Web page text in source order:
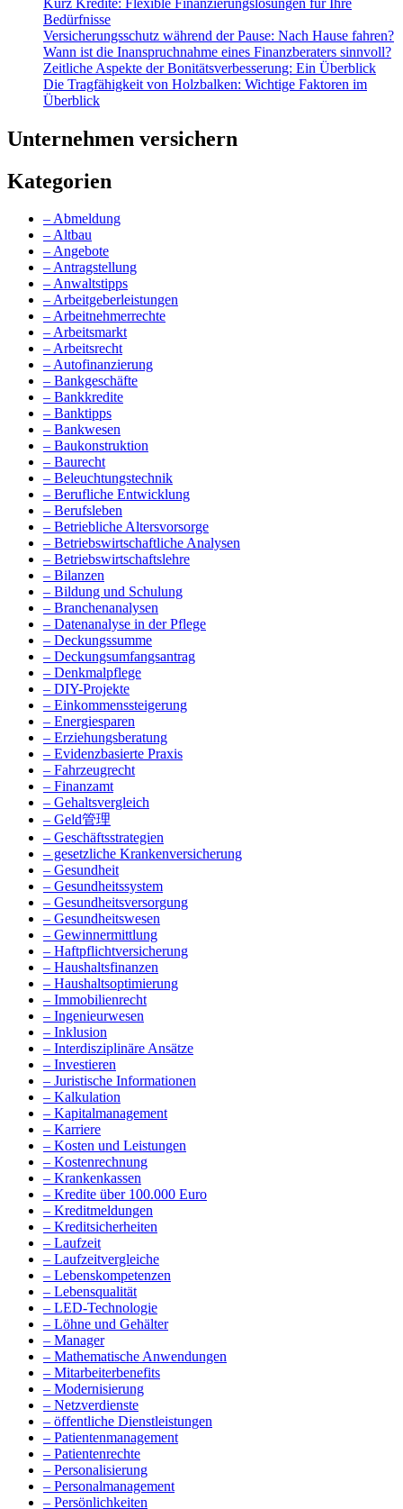
Bedürfnisse
Versicherungsschutz während der Pause: Nach Hause fahren?
Wann ist die Inanspruchnahme eines Finanzberaters sinnvoll?
Zeitliche Aspekte der Bonitätsverbesserung: Ein Überblick
Die Tragfähigkeit von Holzbalken: Wichtige Faktoren im
Überblick
Unternehmen versichern
Kategorien
– Abmeldung
– Altbau
– Angebote
– Antragstellung
– Anwaltstipps
– Arbeitgeberleistungen
– Arbeitnehmerrechte
– Arbeitsmarkt
– Arbeitsrecht
– Autofinanzierung
– Bankgeschäfte
– Bankkredite
– Banktipps
– Bankwesen
– Baukonstruktion
– Baurecht
– Beleuchtungstechnik
– Berufliche Entwicklung
– Berufsleben
– Betriebliche Altersvorsorge
– Betriebswirtschaftliche Analysen
– Betriebswirtschaftslehre
– Bilanzen
– Bildung und Schulung
– Branchenanalysen
– Datenanalyse in der Pflege
– Deckungssumme
– Deckungsumfangsantrag
– Denkmalpflege
– DIY-Projekte
– Einkommenssteigerung
– Energiesparen
– Erziehungsberatung
– Evidenzbasierte Praxis
– Fahrzeugrecht
– Finanzamt
– Gehaltsvergleich
– Geld管理
– Geschäftsstrategien
– gesetzliche Krankenversicherung
– Gesundheit
– Gesundheitssystem
– Gesundheitsversorgung
– Gesundheitswesen
– Gewinnermittlung
– Haftpflichtversicherung
– Haushaltsfinanzen
– Haushaltsoptimierung
– Immobilienrecht
– Ingenieurwesen
– Inklusion
– Interdisziplinäre Ansätze
– Investieren
– Juristische Informationen
– Kalkulation
– Kapitalmanagement
– Karriere
– Kosten und Leistungen
– Kostenrechnung
– Krankenkassen
– Kredite über 100.000 Euro
– Kreditmeldungen
– Kreditsicherheiten
– Laufzeit
– Laufzeitvergleiche
– Lebenskompetenzen
– Lebensqualität
– LED-Technologie
– Löhne und Gehälter
– Manager
– Mathematische Anwendungen
– Mitarbeiterbenefits
– Modernisierung
– Netzverdienste
– öffentliche Dienstleistungen
– Patientenmanagement
– Patientenrechte
– Personalisierung
– Personalmanagement
– Persönlichkeiten